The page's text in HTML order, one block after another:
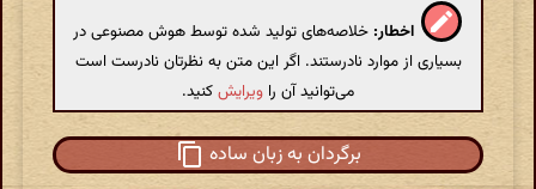
اخطار: خلاصه‌های تولید شده توسط هوش مصنوعی در
بسیاری از موارد نادرستند. اگر این متن به نظرتان نادرست است
می‌توانید آن را ویرایشکنید.
برگردان به زبان ساده